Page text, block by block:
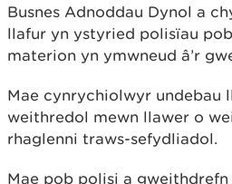
Busnes Adnoddau Dynol a
llafur yn ystyried polisïau
materion yn ymwneud â’r
Mae cynrychiolwyr undebau
weithredol mewn llawer o
rhaglenni traws-sefydliadol.
Mae pob polisi a